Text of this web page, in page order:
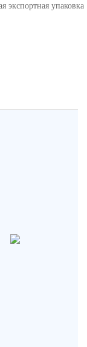
экспортная упаковка